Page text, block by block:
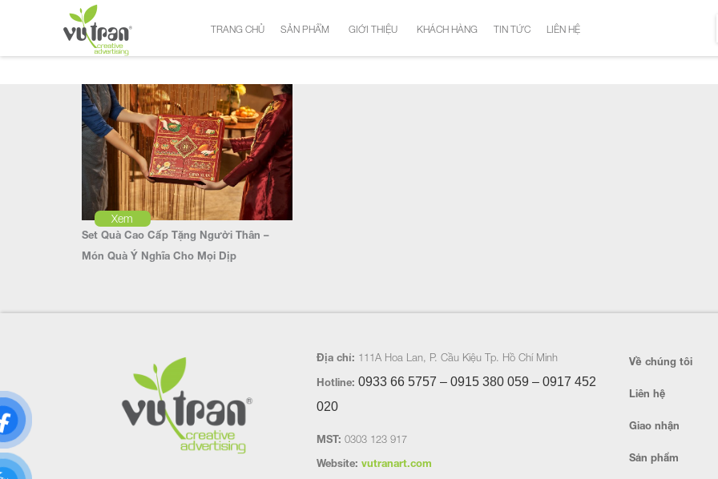
TRANG CHỦ SẢN PHẨM GIỚI THIỆU KHÁCH HÀNG TIN TỨC LIÊN HỆ
Xem
Set Quà Cao Cấp Tặng Người Thân –
Món Quà Ý Nghĩa Cho Mọi Dịp
Địa chỉ: 111A Hoa Lan, P. Cầu Kiệu Tp. Hồ Chí Minh
Hotline: 0933 66 5757 – 0915 380 059 – 0917 452
020
MST: 0303 123 917
Website: vutranart.com
Về chúng tôi
Liên hệ
Giao nhận
Sản phẩm